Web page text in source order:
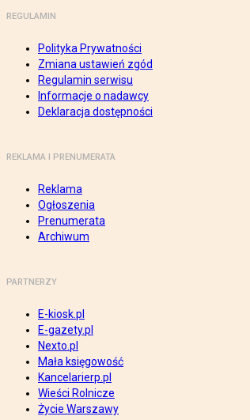
REGULAMIN
Polityka Prywatności
Zmiana ustawień zgód
Regulamin serwisu
Informacje o nadawcy
Deklaracja dostępności
REKLAMA I PRENUMERATA
Reklama
Ogłoszenia
Prenumerata
Archiwum
PARTNERZY
E-kiosk.pl
E-gazety.pl
Nexto.pl
Mała księgowość
Kancelarierp.pl
Wieści Rolnicze
Życie Warszawy